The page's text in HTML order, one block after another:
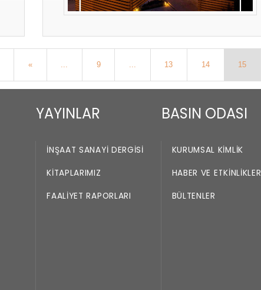
« ... 9 ... 13 14 15
YAYINLAR
İNŞAAT SANAYI DERGISI
KITAPLARIMIZ
FAALIYET RAPORLARI
BASIN ODASI
KURUMSAL KIMLIK
HABER VE ETKINLIKLER
BÜLTENLER